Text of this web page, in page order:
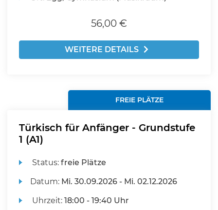
56,00 €
WEITERE DETAILS
FREIE PLÄTZE
Türkisch für Anfänger - Grundstufe
1 (A1)
Status:freie Plätze
Datum: Mi. 30.09.2026 - Mi. 02.12.2026
Uhrzeit:18:00 - 19:40 Uhr